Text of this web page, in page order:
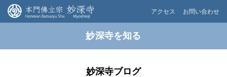
アクセス お問い合わせ
妙深寺を知る
妙深寺ブログ